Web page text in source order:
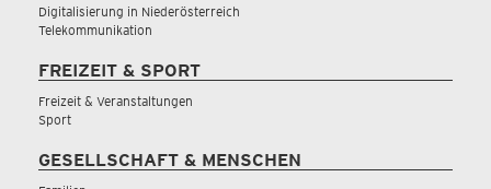
Digitalisierung in Niederösterreich
Telekommunikation
FREIZEIT & SPORT
Freizeit & Veranstaltungen
Sport
GESELLSCHAFT & MENSCHEN